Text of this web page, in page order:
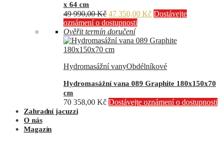
x 64 cm
49 990,00Kč Původní
cena
byla:
49
990,00 Kč.
47 350,00 KčAktuální
47
Dostávejte
oznámení o dostupnosti
Ověřit termín doručení
Hydromasážní vanyObdélníkové
Hydromasážní vana 089 Graphite 180x150x70
cm
70 358,00 Kč Dostávejte oznámení o dostupnosti
Zahradní jacuzzi
O nás
Magazín